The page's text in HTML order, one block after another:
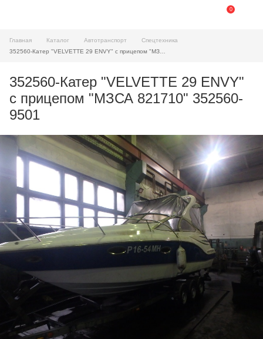
0
Главная Каталог Автотранспорт
Спецтехника
352560-Катер "VELVETTE 29 ENVY"
с прицепом "МЗСА 821710" 352560-
9501